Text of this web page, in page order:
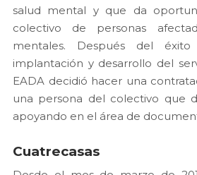
salud mental y que da
colectivo de personas
mentales. Después del
implantación y desarrollo del
EADA decidió hacer una
una persona del colectivo que
apoyando en el área de
Cuatrecasas